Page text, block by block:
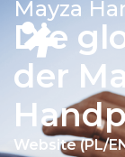
Mayza
Die
der
Website (PL/